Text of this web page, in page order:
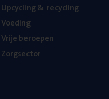
Upcy­cling& recycling
Voe­ding
Vrije beroe­pen
Zorg­sec­tor